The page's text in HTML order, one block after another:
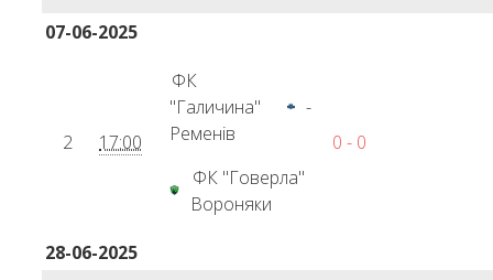
07-06-2025
2 17:00
ФК
"Галичина"
Ременів
-
ФК "Говерла"
Вороняки
0 - 0
28-06-2025